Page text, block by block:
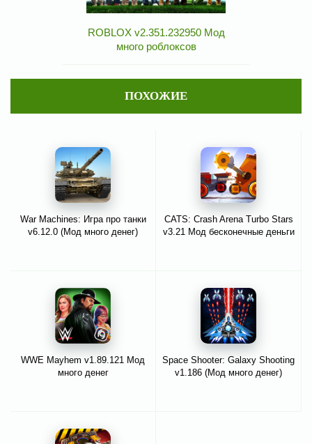
ROBLOX v2.351.232950 Мод
много роблоксов
ПОХОЖИЕ
War Machines: Игра про танки
v6.12.0 (Мод много денег)
CATS: Crash Arena Turbo Stars
v3.21 Мод бесконечные деньги
WWE Mayhem v1.89.121 Мод
много денег
Space Shooter: Galaxy Shooting
v1.186 (Мод много денег)